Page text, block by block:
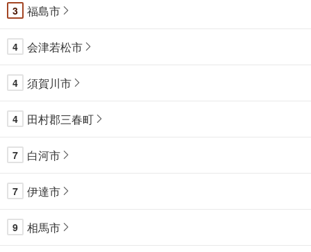
3 福島市
4 会津若松市
4 須賀川市
4 田村郡三春町
7 白河市
7 伊達市
9 相馬市